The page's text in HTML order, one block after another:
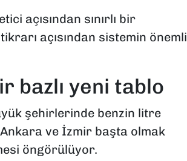
açısından sınırlı bir
açısından sistemin önemli
bazlı yeni tablo
şehirlerinde benzin litre
ve İzmir başta olmak
öngörülüyor.